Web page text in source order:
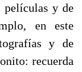
películas y de
en este
y de
recuerda